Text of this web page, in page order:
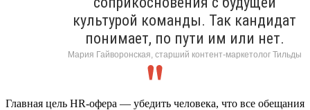
культурой команды. Так кандидат
понимает, по пути им или нет.
Мария Гайворонская, старший контент-маркетолог Тильды
Главная цель HR-офера — убедить человека, что все обещания